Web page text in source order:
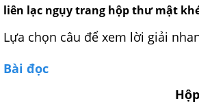
liên lạc ngụy trang hộp thư mật
Lựa chọn câu để xem lời giải
Bài đọc